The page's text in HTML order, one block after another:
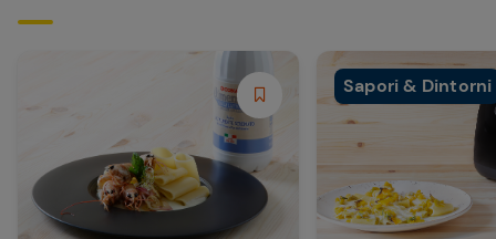
Sapori & Dintorni